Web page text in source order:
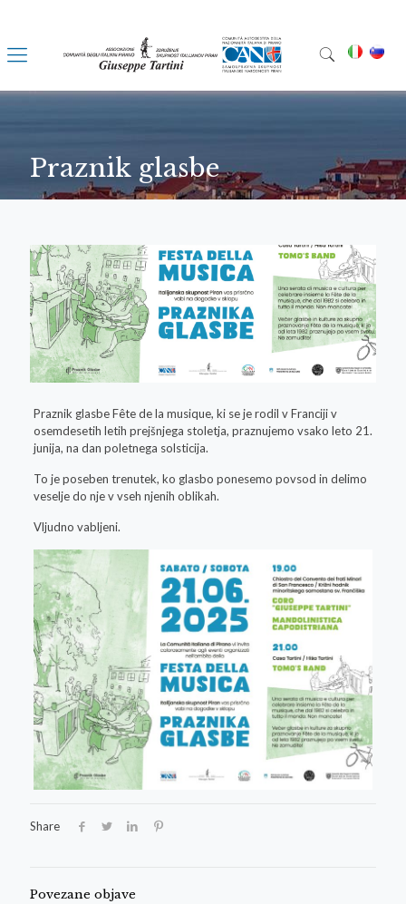
Praznik glasbe
Praznik glasbe Fête de la musique, ki se je rodil v Franciji v
osemdesetih letih prejšnjega stoletja, praznujemo vsako leto 21.
junija, na dan poletnega solsticija.
To je poseben trenutek, ko glasbo ponesemo povsod in delimo
veselje do nje v vseh njenih oblikah.
Vljudno vabljeni.
Share
Povezane objave